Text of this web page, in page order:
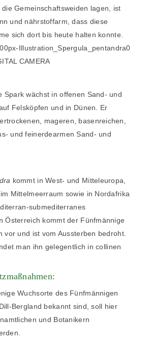
Gemeinschaftsweiden lagen, ist
und nährstoffarm, dass diese
sich dort bis heute halten konnte.
Spark wächst in offenen Sand- und
Felsköpfen und in Dünen. Er
mageren, basenreichen,
und feinerdearmen Sand- und
kommt in West- und Mitteleuropa,
Mittelmeerraum sowie in Nordafrika
submediterranes
Österreich kommt der Fünfmännige
vor und ist vom Aussterben bedroht.
man ihn gelegentlich in collinen
Wuchsorte des Fünfmännigen
Bergland bekannt sind, soll hier
und Botanikern